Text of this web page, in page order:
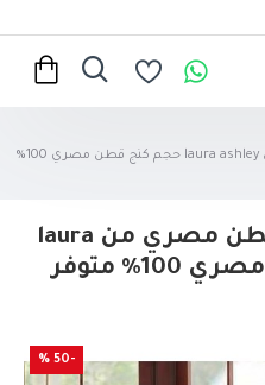
طقم مفارش أغطية قطن مصري من laura ashley حجم كنج قطن مصري 100%
طقم مفارش أغطية قطن مصري من laura
ashley حجم كنج قطن مصري 100% متوفر
-50 %